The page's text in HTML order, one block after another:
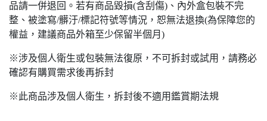
品請一併退回。若有商品毀損(含刮傷)、內外盒包裝不完
整、被塗寫/髒汙/標記符號等情況，恕無法退換(為保障您的
權益，建議商品外箱至少保留半個月)
※涉及個人衛生或包裝無法復原，不可拆封或試用，請務必
確認有購買需求後再拆封
※此商品涉及個人衛生，拆封後不適用鑑賞期法規